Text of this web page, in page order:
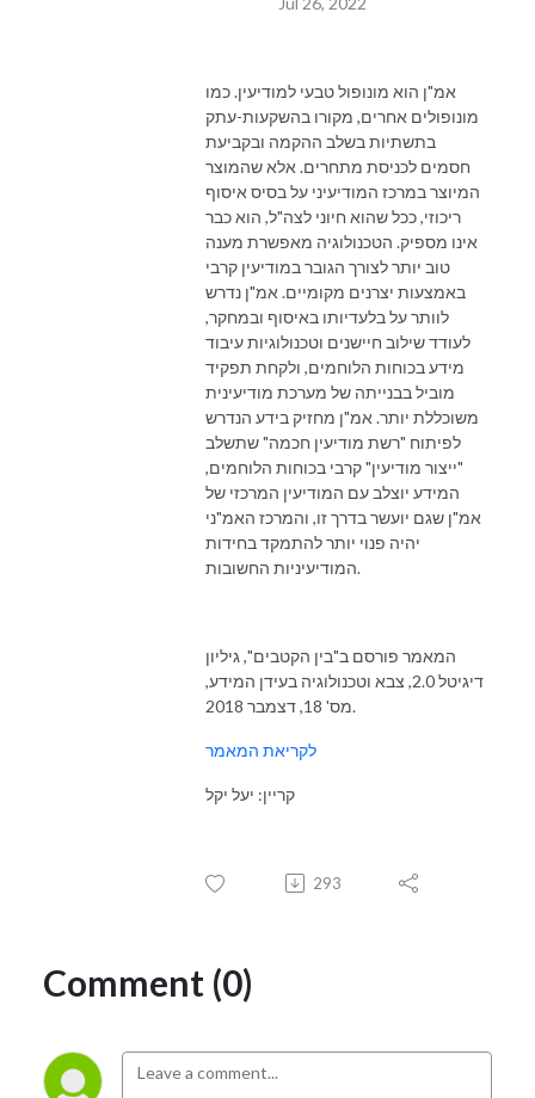
אמ"ן הוא מונופול טבעי למודיעין. כמו
מונופולים אחרים, מקורו בהשקעות-עתק
בתשתיות בשלב ההקמה ובקביעת
חסמים לכניסת מתחרים. אלא שהמוצר
המיוצר במרכז המודיעיני על בסיס איסוף
ריכוזי, ככל שהוא חיוני לצה"ל, הוא כבר
אינו מספיק. הטכנולוגיה מאפשרת מענה
טוב יותר לצורך הגובר במודיעין קרבי
באמצעות יצרנים מקומיים. אמ"ן נדרש
לוותר על בלעדיותו באיסוף ובמחקר,
לעודד שילוב חיישנים וטכנולוגיות עיבוד
מידע בכוחות הלוחמים, ולקחת תפקיד
מוביל בבנייתה של מערכת מודיעינית
משוכללת יותר. אמ"ן מחזיק בידע הנדרש
לפיתוח "רשת מודיעין חכמה" שתשלב
"ייצור מודיעין" קרבי בכוחות הלוחמים,
המידע יוצלב עם המודיעין המרכזי של
אמ"ן שגם יועשר בדרך זו, והמרכז האמ"ני
יהיה פנוי יותר להתמקד בחידות
המודיעיניות החשובות.
המאמר פורסם ב"בין הקטבים", גיליון
דיגיטל 2.0, צבא וטכנולוגיה בעידן המידע,
מס' 18, דצמבר 2018.
לקריאת המאמר
קריין: יעל יקל
293
Comment (0)